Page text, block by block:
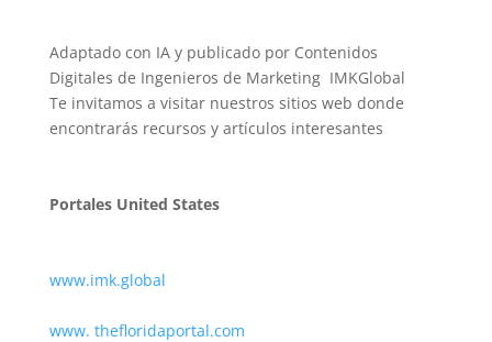
Adaptado con IA y publicado por Contenidos
Digitales de Ingenieros de Marketing IMKGlobal
Te invitamos a visitar nuestros sitios web donde
encontrarás recursos y artículos interesantes
Portales United States
www.imk.global
www. thefloridaportal.com